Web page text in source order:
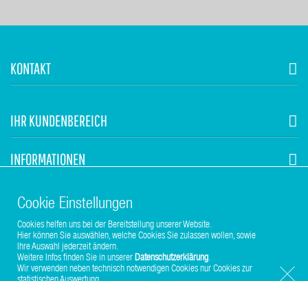
KONTAKT
IHR KUNDENBEREICH
INFORMATIONEN
STUHR HVAC
Cookie Einstellungen
Cookies helfen uns bei der Bereitstellung unserer Website.
Hier können Sie auswählen, welche Cookies Sie zulassen wollen, sowie
Ihre Auswahl jederzeit ändern.
Weitere Infos finden Sie in unserer Datenschutzerklärung.
Wir verwenden neben technisch notwendigen Cookies nur Cookies zur